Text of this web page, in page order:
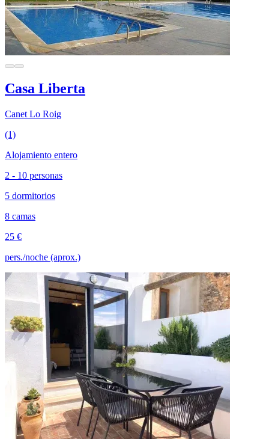
Casa Liberta
Canet Lo Roig
(1)
Alojamiento entero
2 - 10 personas
5 dormitorios
8 camas
25 €
pers./noche (aprox.)